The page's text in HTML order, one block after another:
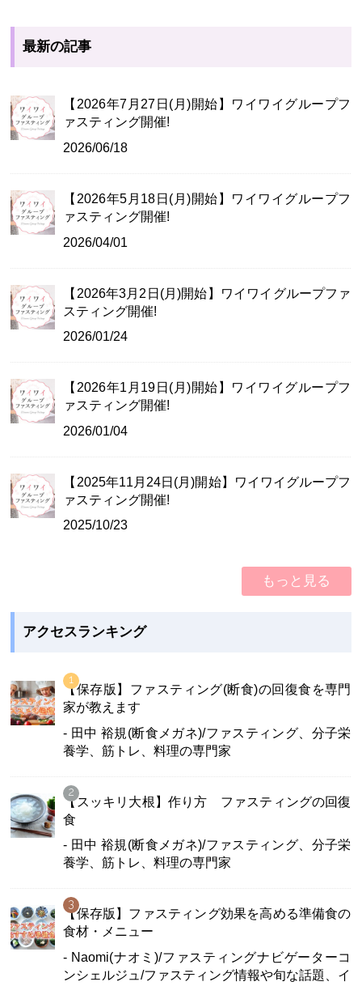
最新の記事
【2026年7月27日(月)開始】ワイワイグループフ
ァスティング開催!
2026/06/18
【2026年5月18日(月)開始】ワイワイグループフ
ァスティング開催!
2026/04/01
【2026年3月2日(月)開始】ワイワイグループファ
スティング開催!
2026/01/24
【2026年1月19日(月)開始】ワイワイグループフ
ァスティング開催!
2026/01/04
【2025年11月24日(月)開始】ワイワイグループフ
ァスティング開催!
2025/10/23
もっと見る
アクセスランキング
【保存版】ファスティング(断食)の回復食を専門
家が教えます
- 田中 裕規(断食メガネ)/ファスティング、分子栄
養学、筋トレ、料理の専門家
【スッキリ大根】作り方 ファスティングの回復
食
- 田中 裕規(断食メガネ)/ファスティング、分子栄
養学、筋トレ、料理の専門家
【保存版】ファスティング効果を高める準備食の
食材・メニュー
- Naomi(ナオミ)/ファスティングナビゲーターコ
ンシェルジュ/ファスティング情報や旬な話題、イ